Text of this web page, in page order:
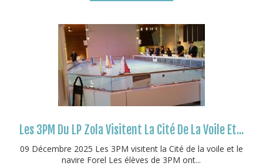
Les 3PM Du LP Zola Visitent La Cité De La Voile Et...
09 Décembre 2025 Les 3PM visitent la Cité de la voile et le
navire Forel Les élèves de 3PM ont...